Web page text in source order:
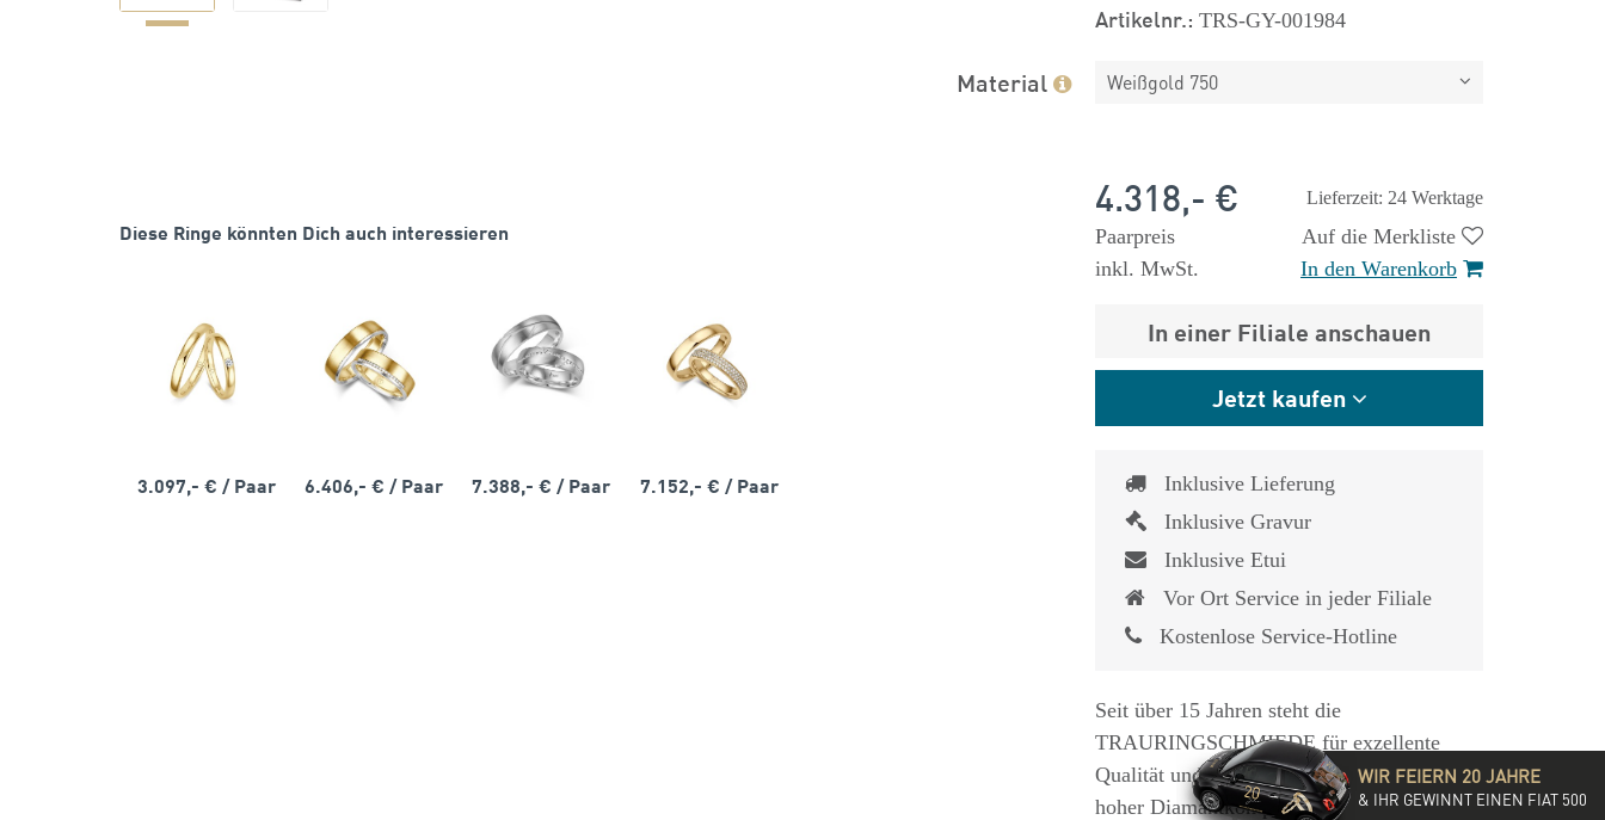
Diese Ringe könnten Dich auch interessieren
3.097,- € / Paar 6.406,- €/ Paar 7.388,- €/ Paar 7.152,- € / Paar
Artikelnr.: TRS-GY-001984
Material Weißgold 750
Lieferzeit: 24 Werktage
4.318,- €
Paarpreis
inkl. MwSt.
Auf die Merkliste
In den Warenkorb
In einer Filiale anschauen
Jetzt kaufen
Inklusive Lieferung
Inklusive Gravur
Inklusive Etui
Vor Ort Service in jeder Filiale
Kostenlose Service-Hotline
Seit über 15 Jahren steht die
TRAURINGSCHMIEDE für exzellente
Qualität und hochwertige Beratung mit
hoher Diamantkompetenz. Besucht eine
WIR FEIERN 20 JAHRE
& IHR GEWINNT EINEN FIAT 500